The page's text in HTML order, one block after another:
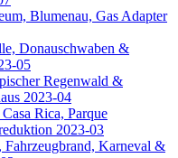
Blumenau, Gas Adapter
Donauschwaben &
05
Regenwald &
2023-04
Rica, Parque
2023-03
Fahrzeugbrand, Karneval &